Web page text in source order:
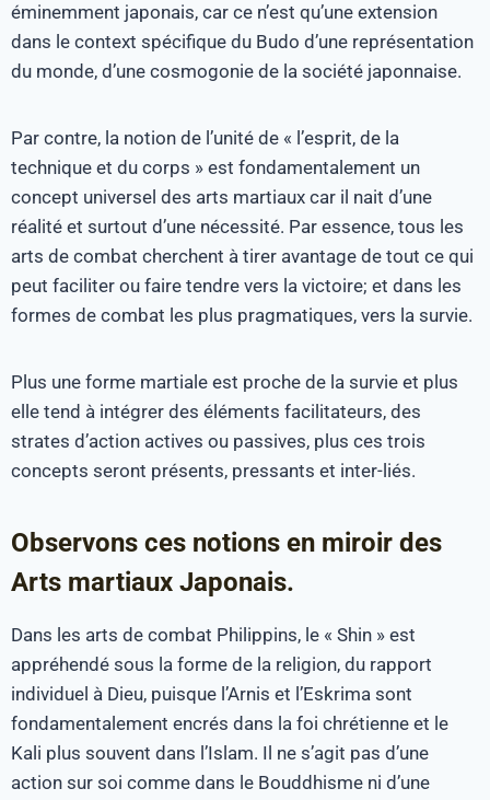
éminemment japonais, car ce n’est qu’une extension
dans le context spécifique du Budo d’une représentation
du monde, d’une cosmogonie de la société japonnaise.
Par contre, la notion de l’unité de « l’esprit, de la
technique et du corps » est fondamentalement un
concept universel des arts martiaux car il nait d’une
réalité et surtout d’une nécessité. Par essence, tous les
arts de combat cherchent à tirer avantage de tout ce qui
peut faciliter ou faire tendre vers la victoire; et dans les
formes de combat les plus pragmatiques, vers la survie.
Plus une forme martiale est proche de la survie et plus
elle tend à intégrer des éléments facilitateurs, des
strates d’action actives ou passives, plus ces trois
concepts seront présents, pressants et inter-liés.
Observons ces notions en miroir des
Arts martiaux Japonais.
Dans les arts de combat Philippins, le « Shin » est
appréhendé sous la forme de la religion, du rapport
individuel à Dieu, puisque l’Arnis et l’Eskrima sont
fondamentalement encrés dans la foi chrétienne et le
Kali plus souvent dans l’Islam. Il ne s’agit pas d’une
action sur soi comme dans le Bouddhisme ni d’une